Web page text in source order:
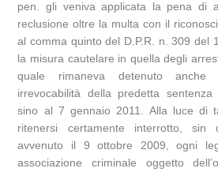
pen. gli veniva applicata la pena di
reclusione oltre la multa con il
al comma quinto del D.P.R. n. 309 del
la misura cautelare in quella degli
quale rimaneva detenuto anche
irrevocabilità della predetta sentenza
sino al 7 gennaio 2011. Alla luce di
ritenersi certamente interrotto, sin
avvenuto il 9 ottobre 2009, ogni
associazione criminale oggetto